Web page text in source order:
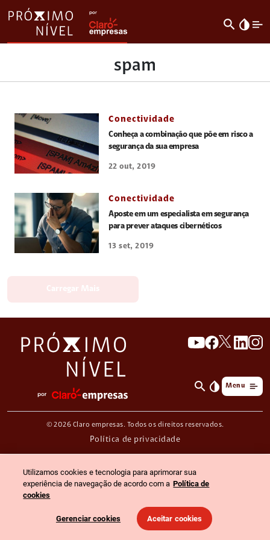
search invert_colors
spam
Conectividade
Conheça a combinação que põe em risco a
segurança da sua empresa
22 out, 2019
Conectividade
Aposte em um especialista em segurança
para prever ataques cibernéticos
13 set, 2019
search invert_colors Menu
© 2026 Claro empresas. Todos os direitos reservados.
Política de privacidade
Utilizamos cookies e tecnologia para aprimorar sua
experiência de navegação de acordo com a Política de
cookies
Gerenciar cookies Aceitar cookies